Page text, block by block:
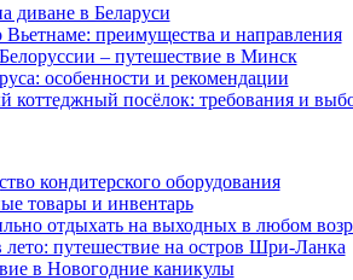
диване в Беларуси
Вьетнаме: преимущества и направления
– путешествие в Минск
особенности и рекомендации
коттеджный посёлок: требования и
кондитерского оборудования
товары и инвентарь
отдыхать на выходных в любом
путешествие на остров Шри-Ланка
в Новогодние каникулы